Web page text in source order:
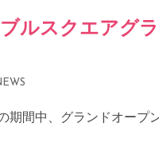
ブルスクエアグ
期間中、グランドオープ